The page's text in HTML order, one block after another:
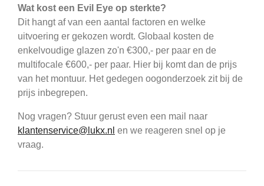
Wat kost een Evil Eye op sterkte?
Dit hangt af van een aantal factoren en welke
uitvoering er gekozen wordt. Globaal kosten de
enkelvoudige glazen zo'n €300,- per paar en de
multifocale €600,- per paar. Hier bij komt dan de prijs
van het montuur. Het gedegen oogonderzoek zit bij de
prijs inbegrepen.
Nog vragen? Stuur gerust even een mail naar
klantenservice@lukx.nl en we reageren snel op je
vraag.